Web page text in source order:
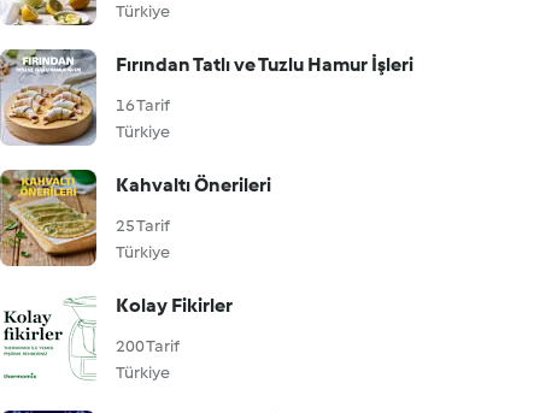
Türkiye
Fırından Tatlı ve Tuzlu Hamur İşleri
16 Tarif
Türkiye
Kahvaltı Önerileri
25 Tarif
Türkiye
Kolay Fikirler
200 Tarif
Türkiye